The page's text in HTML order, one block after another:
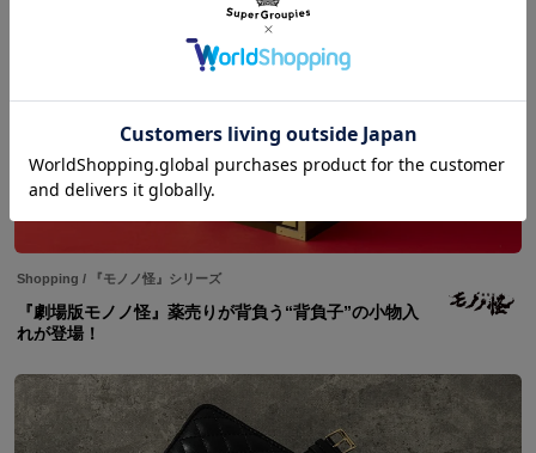
Shopping / 『モノノ怪』シリーズ
『劇場版モノノ怪』薬売りが背負う“背負子”の小物入
れが登場！